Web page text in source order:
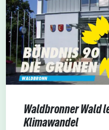
Waldbronner Wald
Klimawandel